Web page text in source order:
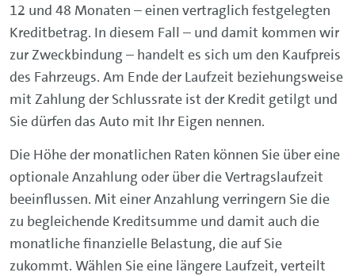
12 und 48 Monaten – einen vertraglich festgelegten
Kreditbetrag. In diesem Fall – und damit kommen wir
zur Zweckbindung – handelt es sich um den Kaufpreis
des Fahrzeugs. Am Ende der Laufzeit beziehungsweise
mit Zahlung der Schlussrate ist der Kredit getilgt und
Sie dürfen das Auto mit Ihr Eigen nennen.
Die Höhe der monatlichen Raten können Sie über eine
optionale Anzahlung oder über die Vertragslaufzeit
beeinflussen. Mit einer Anzahlung verringern Sie die
zu begleichende Kreditsumme und damit auch die
monatliche finanzielle Belastung, die auf Sie
zukommt. Wählen Sie eine längere Laufzeit, verteilt